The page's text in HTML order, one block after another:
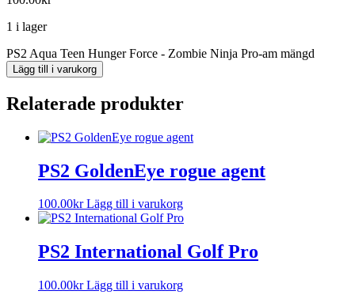
1 i lager
PS2 Aqua Teen Hunger Force - Zombie Ninja Pro-am mängd
Lägg till i varukorg
Relaterade produkter
PS2 GoldenEye rogue agent
100.00kr Lägg till i varukorg
PS2 International Golf Pro
100.00kr Lägg till i varukorg